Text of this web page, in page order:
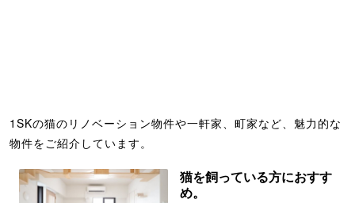
1SKの猫のリノベーション物件や一軒家、町家など、魅力的な
物件をご紹介しています。
猫を飼っている方におすす
め。